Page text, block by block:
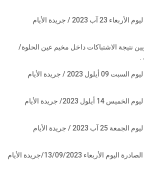
أسرار الصحف اللبنانية ليوم الأربعاء 23 آب 2023 / جريدة الأيام
5 عسكريين نتيجة الاشتباكات داخل مخيم عين الحلوة/
.
أسرار الصحف اللبنانية ليوم السبت 09 أيلول 2023 / جريدة الأيام
أسرار الصحف اللبنانية ليوم الخميس 14 أيلول 2023/ جريدة الأيام
أسرار الصحف اللبنانية ليوم الجمعة 25 آب 2023 / جريدة الأيام
أسرار الصحف اللبنانية الصادرة اليوم الأربعاء 13/09/2023/جريدة الأيام